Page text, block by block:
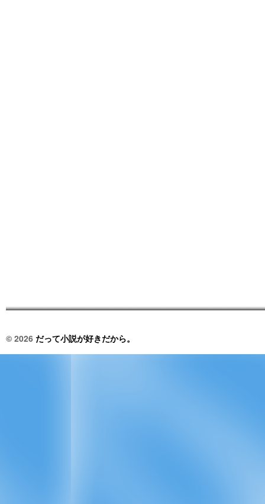
© 2026 だって小説が好きだから。